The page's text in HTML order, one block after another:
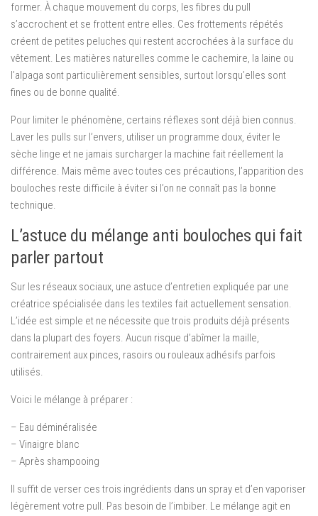
former. À chaque mouvement du corps, les fibres du pull
s’accrochent et se frottent entre elles. Ces frottements répétés
créent de petites peluches qui restent accrochées à la surface du
vêtement. Les matières naturelles comme le cachemire, la laine ou
l’alpaga sont particulièrement sensibles, surtout lorsqu’elles sont
fines ou de bonne qualité.
Pour limiter le phénomène, certains réflexes sont déjà bien connus.
Laver les pulls sur l’envers, utiliser un programme doux, éviter le
sèche linge et ne jamais surcharger la machine fait réellement la
différence. Mais même avec toutes ces précautions, l’apparition des
bouloches reste difficile à éviter si l’on ne connaît pas la bonne
technique.
L’astuce du mélange anti bouloches qui fait
parler partout
Sur les réseaux sociaux, une astuce d’entretien expliquée par une
créatrice spécialisée dans les textiles fait actuellement sensation.
L’idée est simple et ne nécessite que trois produits déjà présents
dans la plupart des foyers. Aucun risque d’abîmer la maille,
contrairement aux pinces, rasoirs ou rouleaux adhésifs parfois
utilisés.
Voici le mélange à préparer :
– Eau déminéralisée
– Vinaigre blanc
– Après shampooing
Il suffit de verser ces trois ingrédients dans un spray et d’en vaporiser
légèrement votre pull. Pas besoin de l’imbiber. Le mélange agit en